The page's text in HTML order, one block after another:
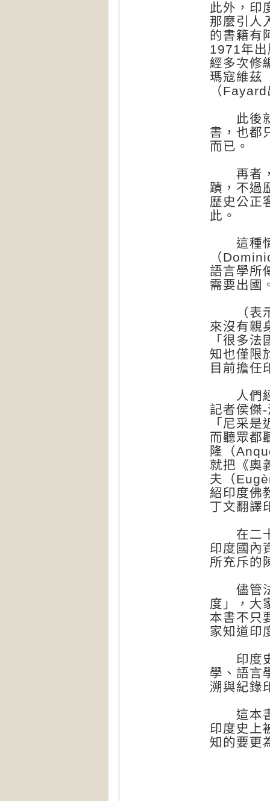
此外，印
那麼引人
的書籍有
1971年
經多次修
瑪寇維茲
（
此後就
書，也都
而已。
再者，
蹟，不過
歷史公正
此。
這種情
（
語言學所
需要出國
（表示
來沒有親
「很多
知也僅限
目前擔任
人們經
記者侯傑
「尼采
而聽眾都
隆（
就把《奧
夫（
紹印度佛
丁文翻譯
在二十
印度國內
所充斥的
儘管法
度」，大
本書不只
家知道印
印度史
學、語言
溯與紀錄
這本書
印度史上
知的要更